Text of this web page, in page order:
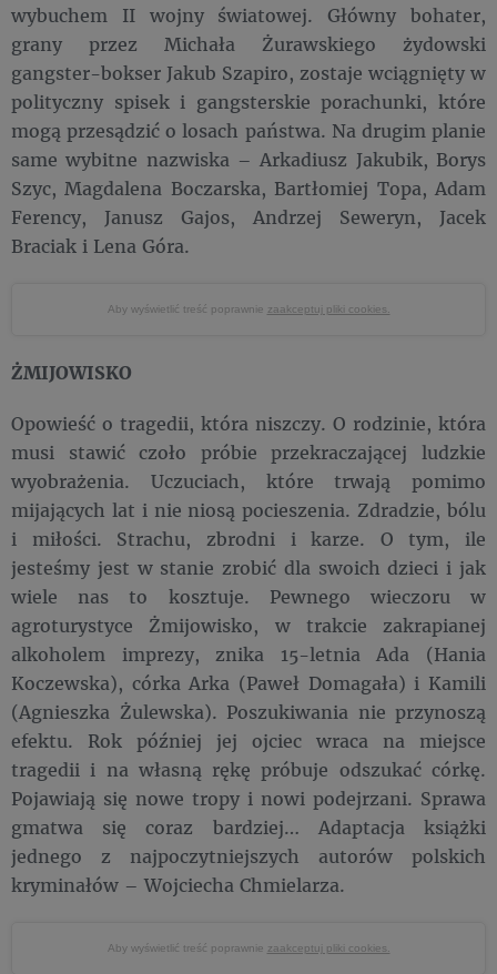
wybuchem II wojny światowej. Główny bohater,
grany przez Michała Żurawskiego żydowski
gangster-bokser Jakub Szapiro, zostaje wciągnięty w
polityczny spisek i gangsterskie porachunki, które
mogą przesądzić o losach państwa. Na drugim planie
same wybitne nazwiska – Arkadiusz Jakubik, Borys
Szyc, Magdalena Boczarska, Bartłomiej Topa, Adam
Ferency, Janusz Gajos, Andrzej Seweryn, Jacek
Braciak i Lena Góra.
Aby wyświetlić treść poprawnie zaakceptuj pliki cookies.
ŻMIJOWISKO
Opowieść o tragedii, która niszczy. O rodzinie, która
musi stawić czoło próbie przekraczającej ludzkie
wyobrażenia. Uczuciach, które trwają pomimo
mijających lat i nie niosą pocieszenia. Zdradzie, bólu
i miłości. Strachu, zbrodni i karze. O tym, ile
jesteśmy jest w stanie zrobić dla swoich dzieci i jak
wiele nas to kosztuje. Pewnego wieczoru w
agroturystyce Żmijowisko, w trakcie zakrapianej
alkoholem imprezy, znika 15-letnia Ada (Hania
Koczewska), córka Arka (Paweł Domagała) i Kamili
(Agnieszka Żulewska). Poszukiwania nie przynoszą
efektu. Rok później jej ojciec wraca na miejsce
tragedii i na własną rękę próbuje odszukać córkę.
Pojawiają się nowe tropy i nowi podejrzani. Sprawa
gmatwa się coraz bardziej… Adaptacja książki
jednego z najpoczytniejszych autorów polskich
kryminałów – Wojciecha Chmielarza.
Aby wyświetlić treść poprawnie zaakceptuj pliki cookies.